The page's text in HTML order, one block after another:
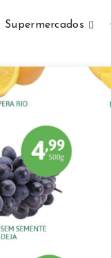
Supermercados